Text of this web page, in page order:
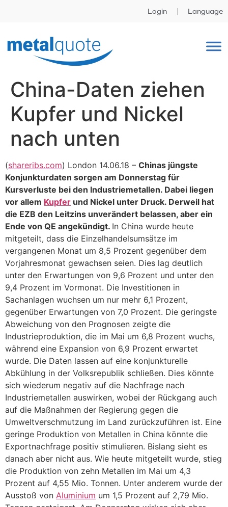
Login Language
China-Daten ziehen
Kupfer und Nickel
nach unten
(shareribs.com) London 14.06.18 – Chinas jüngste
Konjunkturdaten sorgen am Donnerstag für
Kursverluste bei den Industriemetallen. Dabei liegen
vor allem Kupfer und Nickel unter Druck. Derweil hat
die EZB den Leitzins unverändert belassen, aber ein
Ende von QE angekündigt. In China wurde heute
mitgeteilt, dass die Einzelhandelsumsätze im
vergangenen Monat um 8,5 Prozent gegenüber dem
Vorjahresmonat gewachsen seien. Dies lag deutlich
unter den Erwartungen von 9,6 Prozent und unter den
9,4 Prozent im Vormonat. Die Investitionen in
Sachanlagen wuchsen um nur mehr 6,1 Prozent,
gegenüber Erwartungen von 7,0 Prozent. Die geringste
Abweichung von den Prognosen zeigte die
Industrieproduktion, die im Mai um 6,8 Prozent wuchs,
während eine Expansion von 6,9 Prozent erwartet
wurde. Die Daten lassen auf eine konjunkturelle
Abkühlung in der Volksrepublik schließen. Dies könnte
sich wiederum negativ auf die Nachfrage nach
Industriemetallen auswirken, wobei der Rückgang auch
auf die Maßnahmen der Regierung gegen die
Umweltverschmutzung im Land zurückzuführen ist. Eine
geringe Produktion von Metallen in China könnte die
Exportnachfrage positiv stimulieren. Bislang sieht es
danach aber nicht aus. Wie heute mitgeteilt wurde, stieg
die Produktion von zehn Metallen im Mai um 4,3
Prozent auf 4,55 Mio. Tonnen. Unter anderem wurde der
Ausstoß von Aluminium um 1,5 Prozent auf 2,79 Mio.